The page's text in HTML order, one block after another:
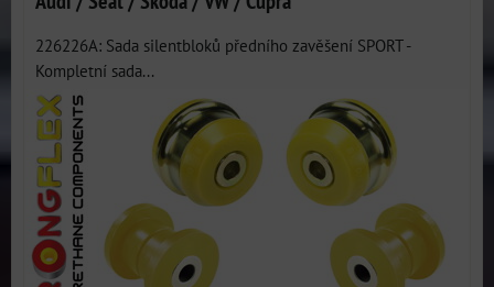
226226A: Sada silentbloků předního zavěšení SPORT -
Kompletní sada...